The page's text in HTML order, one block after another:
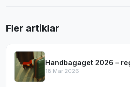
Fler artiklar
18 Mar 2026